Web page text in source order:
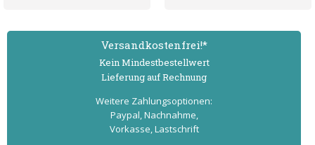
Versand­kostenfrei!*
Kein Mindest­bestell­wert
Lieferung auf Rechnung
Weitere Zahlungs­optionen:
Paypal, Nachnahme,
Vorkasse, Lastschrift